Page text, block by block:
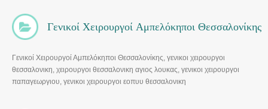
Γενικοί Χειρουργοί Αμπελόκηποι Θεσσαλονίκης
Γενικοί Χειρουργοί Αμπελόκηποι Θεσσαλονίκης, γενικοι χειρουργοι
θεσσαλονικη, χειρουργοι θεσσαλονικη αγιος λουκας, γενικοι χειρουργοι
παπαγεωργιου, γενικοι χειρουργοι εοπυυ θεσσαλονικη